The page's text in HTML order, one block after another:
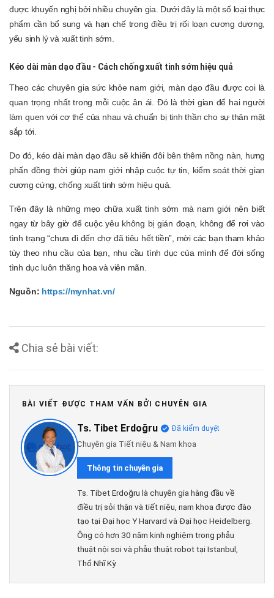
được khuyến nghị bởi nhiều chuyên gia. Dưới đây là một số loại thực
phẩm cần bổ sung và hạn chế trong điều trị rối loạn cương dương,
yếu sinh lý và xuất tinh sớm.
Kéo dài màn dạo đầu - Cách chống xuất tinh sớm hiệu quả
Theo các chuyên gia sức khỏe nam giới, màn dạo đầu được coi là
quan trọng nhất trong mỗi cuộc ân ái. Đó là thời gian để hai người
làm quen với cơ thể của nhau và chuẩn bị tinh thần cho sự thân mật
sắp tới.
Do đó, kéo dài màn dạo đầu sẽ khiến đôi bên thêm nồng nàn, hưng
phấn đồng thời giúp nam giới nhập cuộc tự tin, kiểm soát thời gian
cương cứng, chống xuất tinh sớm hiệu quả.
Trên đây là những mẹo chữa xuất tinh sớm mà nam giới nên biết
ngay từ bây giờ để cuộc yêu không bị gián đoạn, không để rơi vào
tình trạng “chưa đi đến chợ đã tiêu hết tiền”, mời các bạn tham khảo
tùy theo nhu cầu của bạn, nhu cầu tình dục của mình để đời sống
tình dục luôn thăng hoa và viên mãn.
Nguồn: https://mynhat.vn/
Chia sẻ bài viết:
BÀI VIẾT ĐƯỢC THAM VẤN BỞI CHUYÊN GIA
Ts. Tibet Erdoğru Đã kiểm duyệt
Chuyên gia Tiết niệu & Nam khoa
Thông tin chuyên gia
Ts. Tibet Erdoğru là chuyên gia hàng đầu về
điều trị sỏi thận và tiết niệu, nam khoa được đào
tạo tại Đại học Y Harvard và Đại học Heidelberg.
Ông có hơn 30 năm kinh nghiệm trong phẫu
thuật nội soi và phẫu thuật robot tại Istanbul,
Thổ Nhĩ Kỳ.